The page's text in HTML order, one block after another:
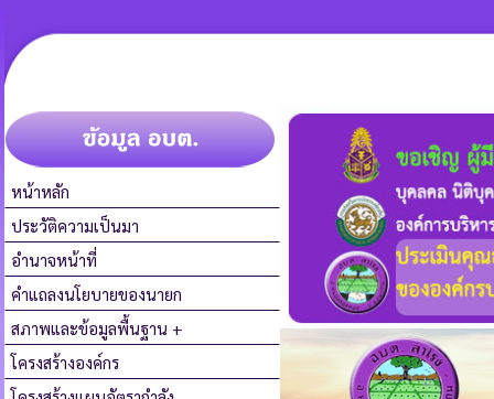
หน้าหลัก
ประวัติความเป็นมา
อำนาจหน้าที่
คำแถลงนโยบายของนายก
สภาพและข้อมูลพื้นฐาน +
โครงสร้างองค์กร